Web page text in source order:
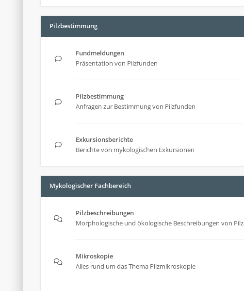
Pilzbestimmung
Fundmeldungen
Präsentation von Pilzfunden
Pilzbestimmung
Anfragen zur Bestimmung von Pilzfunden
Exkursionsberichte
Berichte von mykologischen Exkursionen
Mykologischer Fachbereich
Pilzbeschreibungen
Morphologische und ökologische Beschreibungen von
Mikroskopie
Alles rund um das Thema Pilzmikroskopie